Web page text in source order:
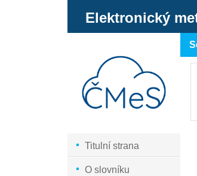
Elektronický
Titulní strana
O slovníku